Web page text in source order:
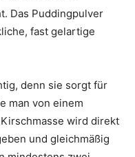
Das Puddingpulver
fast gelartige
denn sie sorgt für
man von einem
wird direkt
und gleichmäßig